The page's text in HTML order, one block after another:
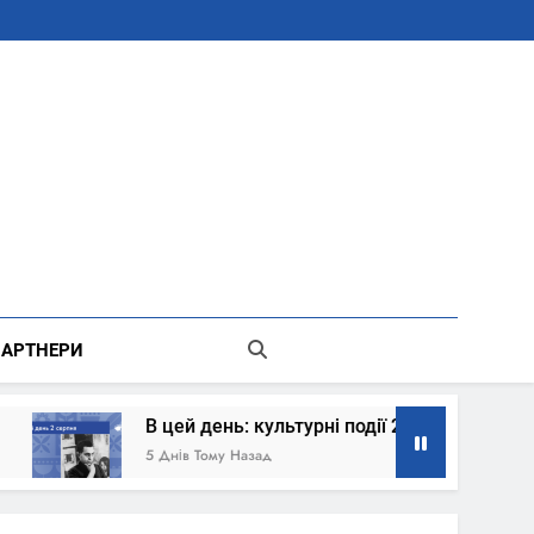
В цей день: культурні події 2 серпня – що сталось
5 Днів Тому Назад